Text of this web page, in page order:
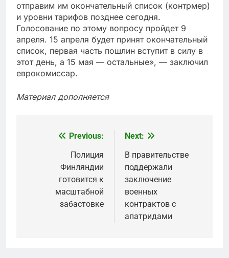
отправим им окончательный список (контрмер)
и уровни тарифов позднее сегодня.
Голосование по этому вопросу пройдет 9
апреля. 15 апреля будет принят окончательный
список, первая часть пошлин вступит в силу в
этот день, а 15 мая — остальные», — заключил
еврокомиссар.
Материал дополняется
navigation
Previous:
Полиция
Финляндии
готовится к
масштабной
забастовке
Next:
В правительстве
поддержали
заключение
военных
контрактов с
апатридами